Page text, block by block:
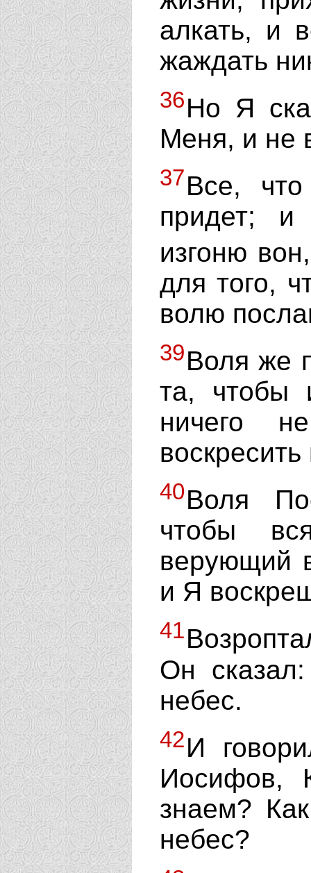
алкать, и
жаждать
36Но Я
Меня, и не
37Все,
придет;
изгоню
для того,
волю
39Воля же
та, чтобы
ничего
40Воля
чтобы
верующий
и Я
41
Он
небес.
42И
Иосифов,
знаем?
небес?